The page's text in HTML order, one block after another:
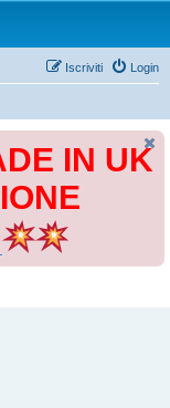
Login
Iscriviti
IN UK